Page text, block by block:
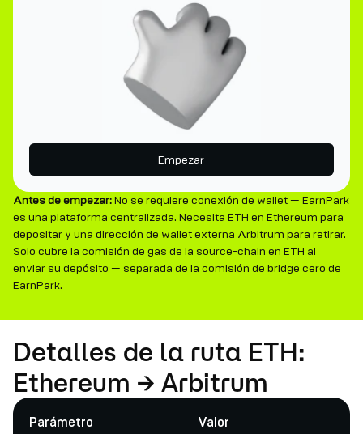
Empezar
Antes de empezar:No se requiere conexión de wallet — EarnPark
es una plataforma centralizada. Necesita ETH en Ethereum para
depositar y una dirección de wallet externa Arbitrum para retirar.
Solo cubre la comisión de gas de la source-chain en ETH al
enviar su depósito — separada de la comisión de bridge cero de
EarnPark.
Detalles de la ruta ETH:
Ethereum → Arbitrum
Parámetro Valor